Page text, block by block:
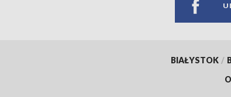
BIAŁYSTOK /